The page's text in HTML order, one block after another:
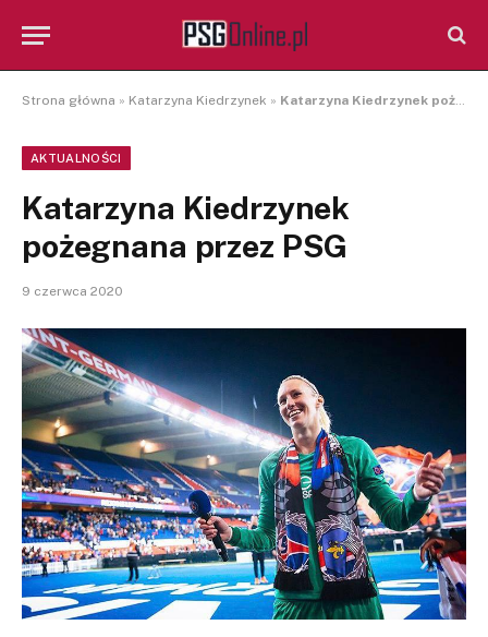
Strona główna » Katarzyna Kiedrzynek » Katarzyna Kiedrzynek pożegnana przez PSG
AKTUALNOŚCI
Katarzyna Kiedrzynek
pożegnana przez PSG
9 czerwca 2020